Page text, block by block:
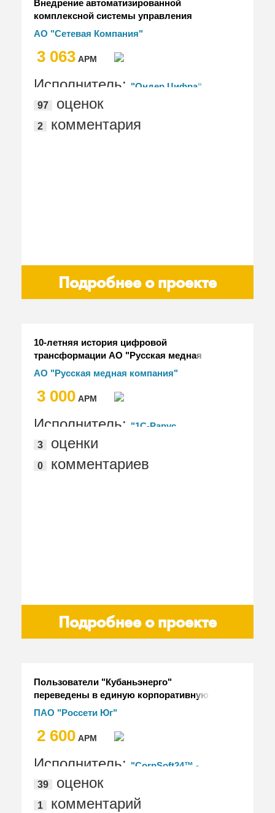
Внедрение автоматизированной
комплексной системы управления
финансово-хозяйственной
организации в АО "Сетевая компания"
АО "Сетевая Компания"
3 063 АРМ
Исполнитель: "Ондер Цифра",
"ИТ Практика"
97 оценок
2 комментария
Подробнее о проекте
10-летняя история цифровой
трансформации АО "Русская медная
компания" в экосистеме "1С"
АО "Русская медная компания"
3 000 АРМ
Исполнитель: "1С-Рарус
Екатеринбург"
3 оценки
0 комментариев
Подробнее о проекте
Пользователи "Кубаньэнерго"
переведены в единую корпоративную
систему учета "Россети Юг" на базе ПП
"1С:УПП"
ПАО "Россети Юг"
2 600 АРМ
Исполнитель: "CorpSoft24™ -
корпоративные ИТ сервисы"
39 оценок
1 комментарий